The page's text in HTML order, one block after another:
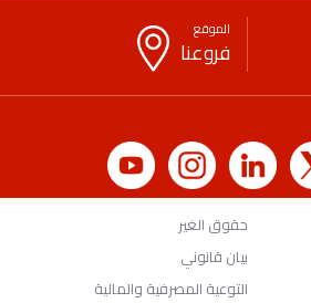
الموقع
فروعنا
حقوق الغير
بيان قانوني
التوعية المصرفية والمالية